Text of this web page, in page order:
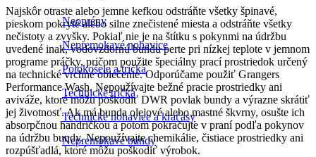
Neoprény
Nepremokavé nohavice
Polokošele a tričká
Technické tričká
Technické nohavice a kraťasy
Nepremokavé bundy
Najskôr otraste alebo jemne kefkou odstráňte všetky špinavé,
pieskom pokryté alebo silne znečistené miesta a odstráňte všetky
nečistoty a zvyšky. Pokiaľ nie je na štítku s pokynmi na údržbu
uvedené inak, vodovzdornú bundu perte pri nízkej teplote v jemnom
programe práčky, pričom použite špeciálny prací prostriedok určený
na technické vrchné oblečenie. Odporúčame použiť Grangers
Performance Wash. Nepoužívajte bežné pracie prostriedky ani
aviváže, ktoré môžu poškodiť DWR povlak bundy a výrazne skrátiť
jej životnosť. Ak má bunda olejové alebo mastné škvrny, osušte ich
absorpčnou handričkou a potom pokračujte v praní podľa pokynov
na údržbu bundy. Nepoužívajte chemikálie, čistiace prostriedky ani
rozpúšťadlá, ktoré môžu poškodiť výrobok.